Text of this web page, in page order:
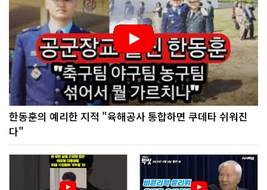
한동훈의 예리한 지적 "육해공사 통합하면 쿠데타 쉬워진
다"